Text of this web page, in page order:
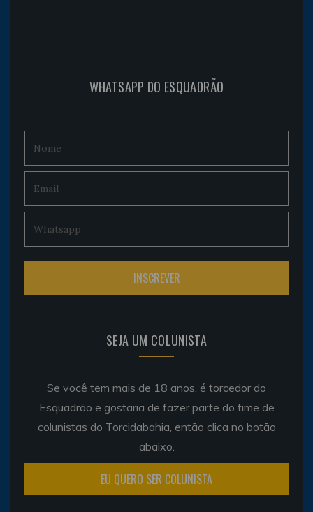
WHATSAPP DO ESQUADRÃO
SEJA UM COLUNISTA
Se você tem mais de 18 anos, é torcedor do
Esquadrão e gostaria de fazer parte do time de
colunistas do Torcidabahia, então clica no botão
abaixo.
EU QUERO SER COLUNISTA